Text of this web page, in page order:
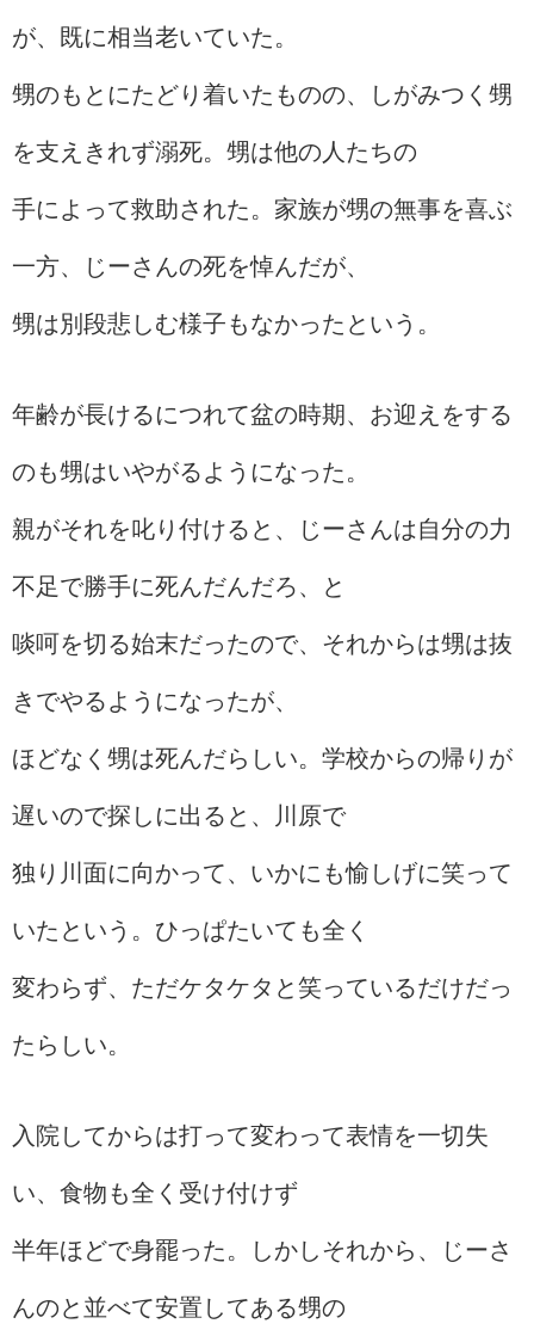
が、既に相当老いていた。
甥のもとにたどり着いたものの、しがみつく甥
を支えきれず溺死。甥は他の人たちの
手によって救助された。家族が甥の無事を喜ぶ
一方、じーさんの死を悼んだが、
甥は別段悲しむ様子もなかったという。
年齢が長けるにつれて盆の時期、お迎えをする
のも甥はいやがるようになった。
親がそれを叱り付けると、じーさんは自分の力
不足で勝手に死んだんだろ、と
啖呵を切る始末だったので、それからは甥は抜
きでやるようになったが、
ほどなく甥は死んだらしい。学校からの帰りが
遅いので探しに出ると、川原で
独り川面に向かって、いかにも愉しげに笑って
いたという。ひっぱたいても全く
変わらず、ただケタケタと笑っているだけだっ
たらしい。
入院してからは打って変わって表情を一切失
い、食物も全く受け付けず
半年ほどで身罷った。しかしそれから、じーさ
んのと並べて安置してある甥の